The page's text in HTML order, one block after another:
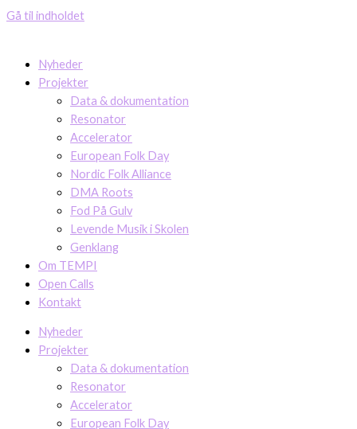
Gå til indholdet
Nyheder
Projekter
Data & dokumentation
Resonator
Accelerator
European Folk Day
Nordic Folk Alliance
DMA Roots
Fod På Gulv
Levende Musik i Skolen
Genklang
Om TEMPI
Open Calls
Kontakt
Nyheder
Projekter
Data & dokumentation
Resonator
Accelerator
European Folk Day